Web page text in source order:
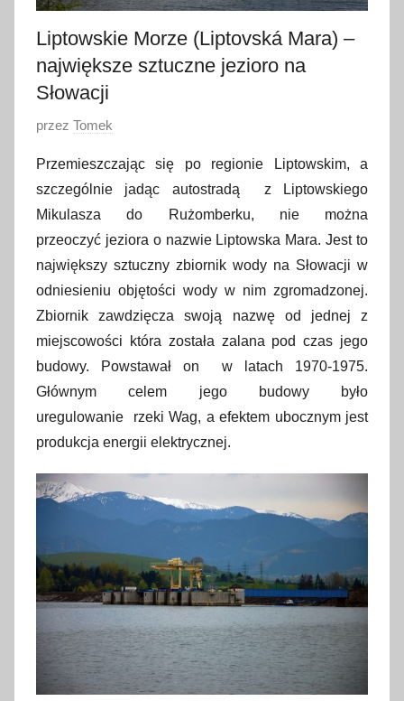
Liptowskie Morze (Liptovská Mara) –
największe sztuczne jezioro na
Słowacji
O
u
b
l
i
k
o
w
a
n
o
s
t
y
n
i
2
przez Tomek
Przemieszczając się po regionie Liptowskim, a
szczególnie jadąc autostradą z Liptowskiego
Mikulasza do Rużomberku, nie można
przeoczyć jeziora o nazwie Liptowska Mara. Jest to
największy sztuczny zbiornik wody na Słowacji w
odniesieniu objętości wody w nim zgromadzonej.
Zbiornik zawdzięcza swoją nazwę od jednej z
miejscowości która została zalana pod czas jego
budowy. Powstawał on w latach 1970-1975.
Głównym celem jego budowy było
uregulowanie rzeki Wag, a efektem ubocznym jest
produkcja energii elektrycznej.